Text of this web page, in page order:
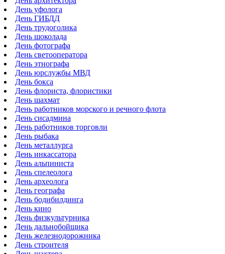
День уфолога
День ГИБДД
День трудоголика
День шоколада
День фотографа
День светооператора
День этнографа
День юрслужбы МВД
День бокса
День флориста, флористики
День шахмат
День работников морского и речного флота
День сисадмина
День работников торговли
День рыбака
День металлурга
День инкассатора
День альпиниста
День спелеолога
День археолога
День географа
День бодибилдинга
День кино
День физкультурника
День дальнобойщика
День железнодорожника
День строителя